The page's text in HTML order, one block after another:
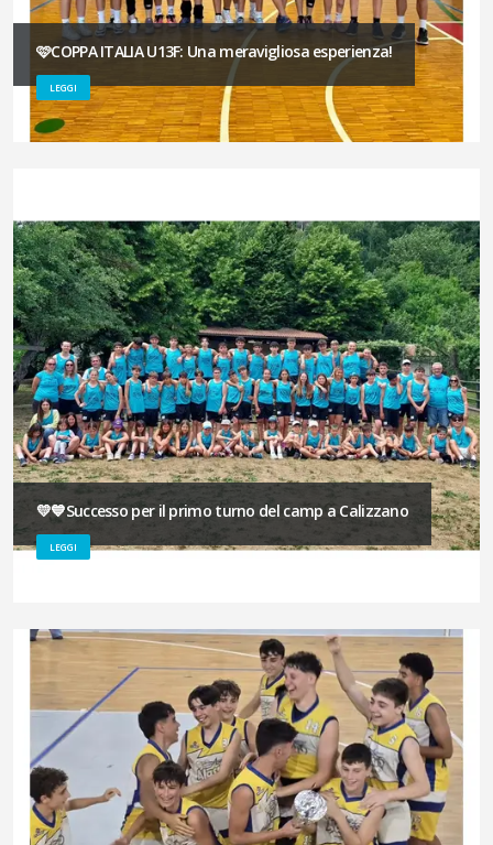
🩷COPPA ITALIA U13F: Una meravigliosa esperienza!
LEGGI
💛💙Successo per il primo turno del camp a Calizzano
LEGGI